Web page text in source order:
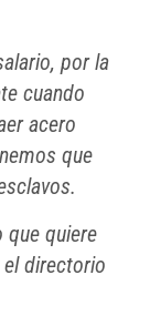
por la
cuando
acero
que
que quiere
directorio